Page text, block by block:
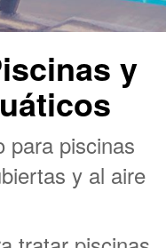
y
para piscinas
y al aire